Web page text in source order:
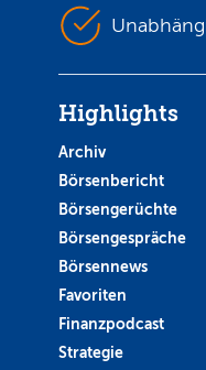
Highlights
Archiv
Börsenbericht
Börsengerüchte
Börsengespräche
Börsennews
Favoriten
Finanzpodcast
Strategie